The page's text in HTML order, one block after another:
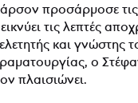
προσάρμοσε τις
τις λεπτές
και γνώστης
ο
πλαισιώνει.